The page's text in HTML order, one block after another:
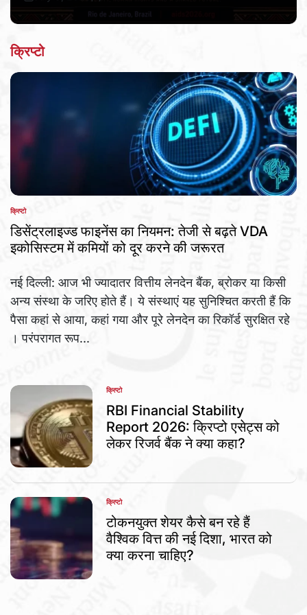
Post
By:
क्रिप्टो
POSTED
IN
क्रिप्टो
डिसेंट्रलाइज्ड फाइनेंस का नियमन: तेजी से बढ़ते VDA
इकोसिस्टम में कमियों को दूर करने की जरूरत
नई दिल्ली: आज भी ज्यादातर वित्तीय लेनदेन बैंक, ब्रोकर या किसी
अन्य संस्था के जरिए होते हैं। ये संस्थाएं यह सुनिश्चित करती हैं कि
पैसा कहां से आया, कहां गया और पूरे लेनदेन का रिकॉर्ड सुरक्षित रहे
। परंपरागत रूप...
POSTED
IN
क्रिप्टो
RBI Financial Stability
Report 2026: क्रिप्टो एसेट्स को
लेकर रिजर्व बैंक ने क्या कहा?
POSTED
IN
क्रिप्टो
टोकनयुक्त शेयर कैसे बन रहे हैं
वैश्विक वित्त की नई दिशा, भारत को
क्या करना चाहिए?